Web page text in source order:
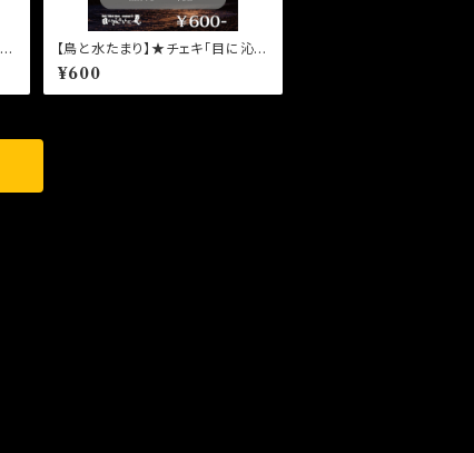
【鳥と水たまり】★チェキ「目に沁み
るんだ、夏。」柳沢修平
¥600